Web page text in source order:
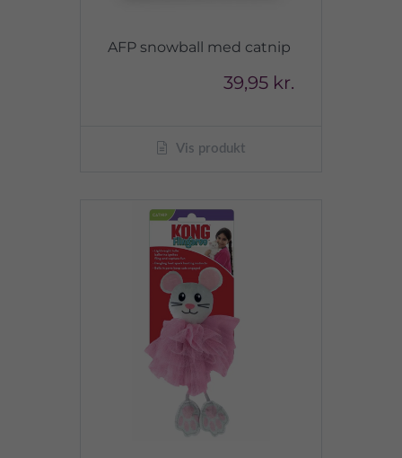
AFP snowball med catnip
39,95 kr.
Vis produkt